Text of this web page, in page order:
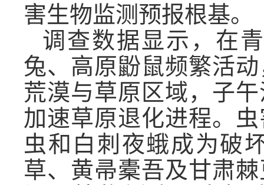
害生物监测预报根基。
调查数据显示，在
兔、高原鼢鼠频繁活
荒漠与草原区域，子
加速草原退化进程。
虫和白刺夜蛾成为破
草、黄帚橐吾及甘肃